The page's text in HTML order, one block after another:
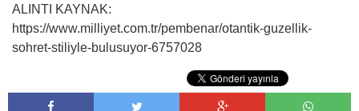
ALINTI KAYNAK:
https://www.milliyet.com.tr/pembenar/otantik-guzellik-
sohret-stiliyle-bulusuyor-6757028